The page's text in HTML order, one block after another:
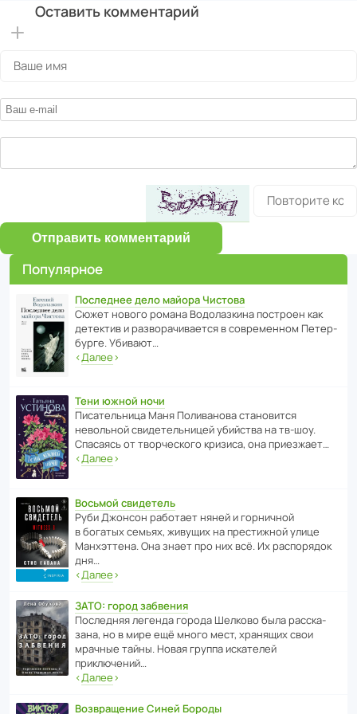
Оставить комментарий
Отправить комментарий
Популярное
Последнее дело майора Чистова
Сюжет нового романа Водо­ла­з­кина пост­роен как
дете­ктив и разво­ра­чи­ва­ется в совре­менном Пете­р­
бурге. Убивают…
‹Далее›
Тени южной ночи
Писа­тель­ница Маня Поли­ва­нова стано­вится
невольной свиде­тель­ницей убийства на тв-шоу.
Спасаясь от твор­че­с­кого кризиса, она приезжает…
‹Далее›
Восьмой свидетель
Руби Джонсон рабо­тает няней и горни­чной
в богатых семьях, живущих на прес­ти­жной улице
Манх­эт­тена. Она знает про них всё. Их распо­рядок
дня…
‹Далее›
ЗАТО: город забвения
После­дняя легенда города Шелково была расска­
зана, но в мире ещё много мест, хранящих свои
мрачные тайны. Новая группа иска­телей
приключений…
‹Далее›
Возвращение Синей Бороды